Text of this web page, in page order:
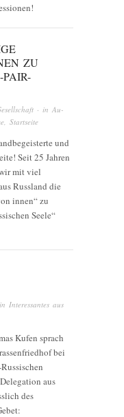
ZU
· inAu-
, Startseite
und
Seit 25 Jahren
mit viel
Russland die
innen“ zu
Seele“
Interessantes aus
Kufen sprach
bei
aus
des